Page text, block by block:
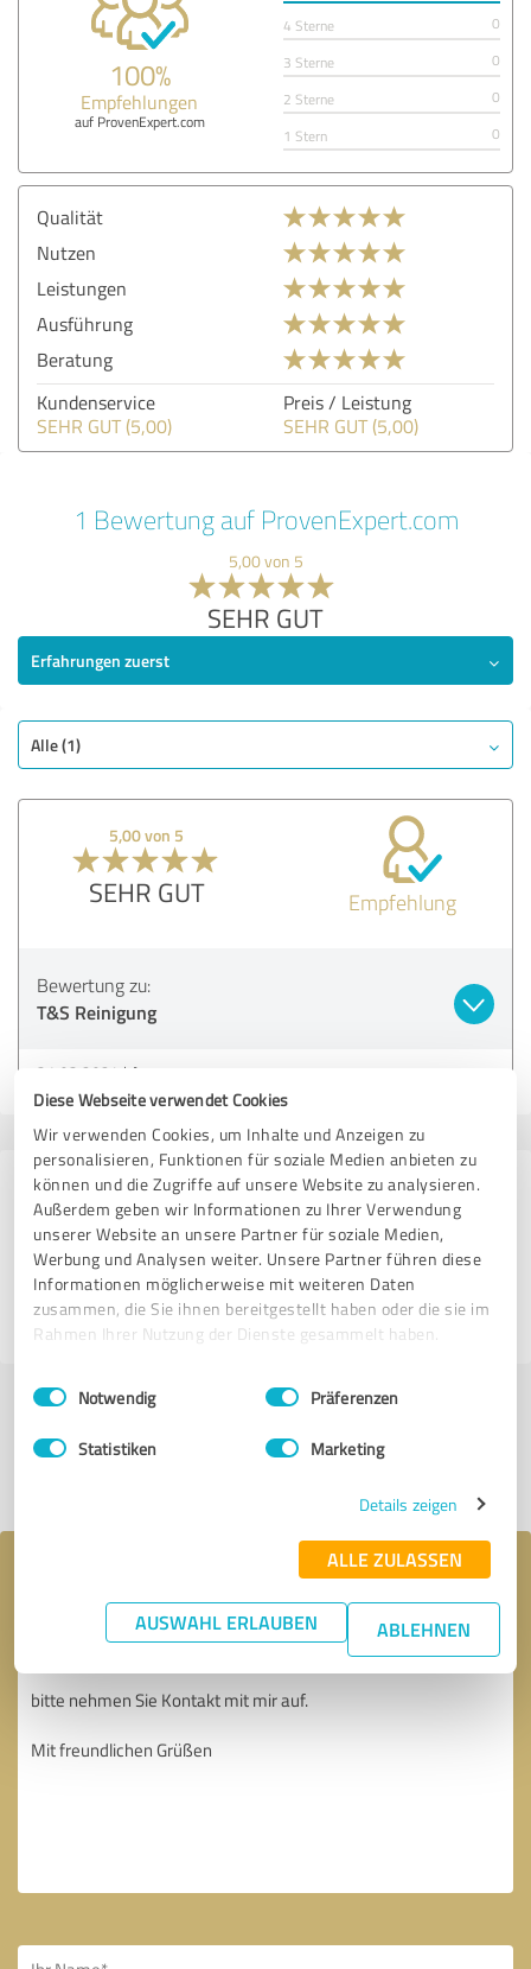
Diese Webseite verwendet Cookies
Wir verwenden Cookies, um Inhalte und Anzeigen zu
personalisieren, Funktionen für soziale Medien anbieten zu
können und die Zugriffe auf unsere Website zu analysieren.
Außerdem geben wir Informationen zu Ihrer Verwendung
unserer Website an unsere Partner für soziale Medien,
Werbung und Analysen weiter. Unsere Partner führen diese
Informationen möglicherweise mit weiteren Daten
zusammen, die Sie ihnen bereitgestellt haben oder die sie im
Rahmen Ihrer Nutzung der Dienste gesammelt haben.
Impressum Datenschutzbestimmungen
Einwilligungsauswahl
Notwendig Präferenzen
Statistiken Marketing
Details zeigen
ALLE ZULASSEN
AUSWAHL ERLAUBEN ABLEHNEN
100%
Empfehlungen
auf ProvenExpert.com
4 Sterne
0
3 Sterne
0
2 Sterne
0
1 Stern
0
Qualität
Nutzen
Leistungen
Ausführung
Beratung
Kundenservice
SEHR GUT (5,00)
Preis / Leistung
SEHR GUT (5,00)
1 Bewertung auf ProvenExpert.com
5,00 von 5
SEHR GUT
Erfahrungen zuerst
Alle (1)
5,00 von 5
SEHR GUT Empfehlung
Bewertung zu:
T&S Reinigung
31.03.2024 Anonym
15 Bewertungen aus
2 anderen Quellen
5,00 von 5
SEHR GUT
Ihre Nachricht an T&S Reinigung